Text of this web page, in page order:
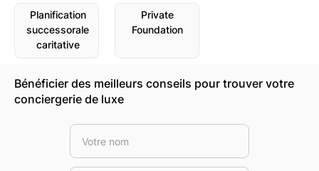
Planification
successorale
caritative
Private
Foundation
Bénéficier des meilleurs conseils pour trouver votre
conciergerie de luxe